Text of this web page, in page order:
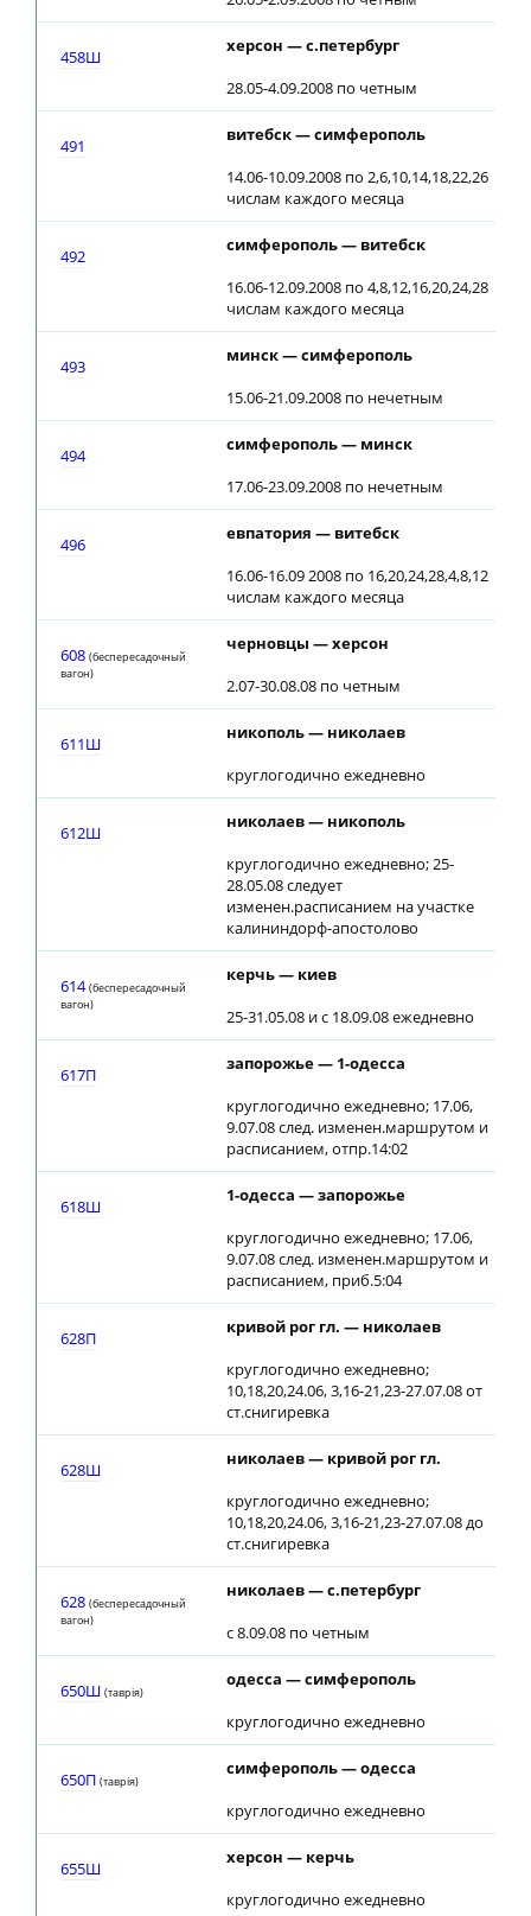
458Ш
херсон — с.петербург
28.05-4.09.2008 по четным
491
витебск — симферополь
14.06-10.09.2008 по 2,6,10,14,18,22,26
числам каждого месяца
492
симферополь — витебск
16.06-12.09.2008 по 4,8,12,16,20,24,28
числам каждого месяца
493
минск — симферополь
15.06-21.09.2008 по нечетным
494
симферополь — минск
17.06-23.09.2008 по нечетным
496
евпатория — витебск
16.06-16.09 2008 по 16,20,24,28,4,8,12
числам каждого месяца
608 (беспересадочный
вагон)
черновцы — херсон
2.07-30.08.08 по четным
611Ш
никополь — николаев
круглогодично ежедневно
612Ш
николаев — никополь
круглогодично ежедневно; 25-
28.05.08 следует
изменен.расписанием на участке
калининдорф-апостолово
614 (беспересадочный
вагон)
керчь — киев
25-31.05.08 и с 18.09.08 ежедневно
617П
запорожье — 1-одесса
круглогодично ежедневно; 17.06,
9.07.08 след. изменен.маршрутом и
расписанием, отпр.14:02
618Ш
1-одесса — запорожье
круглогодично ежедневно; 17.06,
9.07.08 след. изменен.маршрутом и
расписанием, приб.5:04
628П
кривой рог гл. — николаев
круглогодично ежедневно;
10,18,20,24.06, 3,16-21,23-27.07.08 от
ст.снигиревка
628Ш
николаев — кривой рог гл.
круглогодично ежедневно;
10,18,20,24.06, 3,16-21,23-27.07.08 до
ст.снигиревка
628 (беспересадочный
вагон)
николаев — с.петербург
с 8.09.08 по четным
650Ш (таврiя)
одесса — симферополь
круглогодично ежедневно
650П (таврiя)
симферополь — одесса
круглогодично ежедневно
655Ш
херсон — керчь
круглогодично ежедневно